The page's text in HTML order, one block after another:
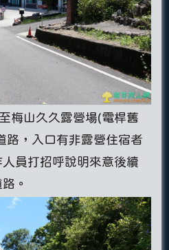
梅山久久露營場(電桿舊
路，入口有非露營住宿者
員打招呼說明來意後續
。